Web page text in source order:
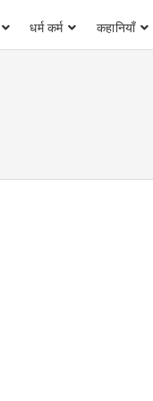
धर्म कर्म कहानियाँ